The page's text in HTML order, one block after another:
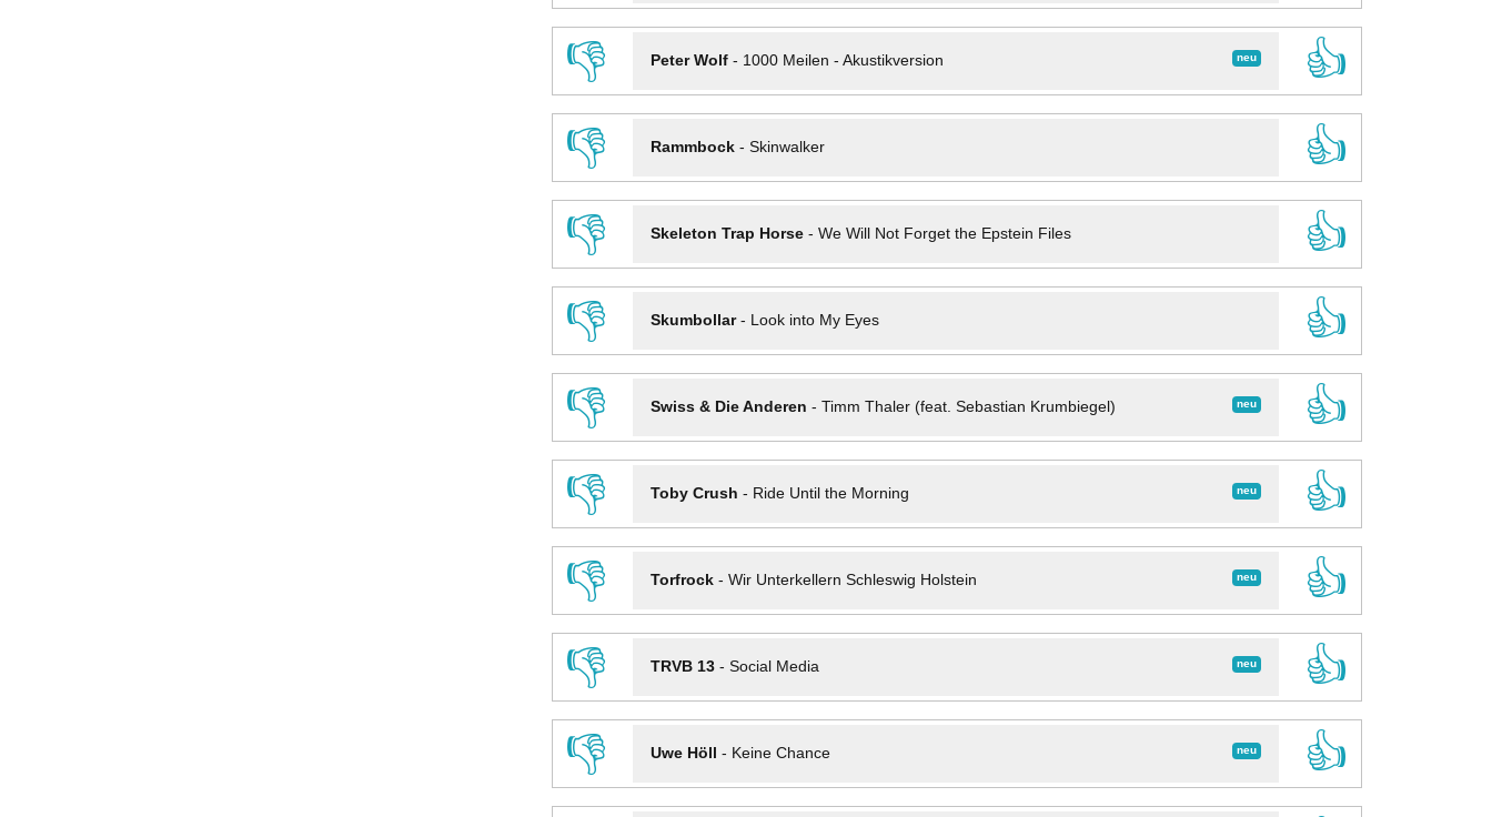
👎
neu
Peter Wolf- 1000 Meilen - Akustikversion
👍
👎
Rammbock- Skinwalker
👍
👎
Skeleton Trap Horse- We Will Not Forget the Epstein Files
👍
👎
Skumbollar- Look into My Eyes
👍
👎
neu
Swiss & Die Anderen - Timm Thaler (feat. Sebastian Krumbiegel)
👍
👎
neu
Toby Crush - Ride Until the Morning
👍
👎
neu
Torfrock- Wir Unterkellern Schleswig Holstein
👍
👎
neu
TRVB 13- Social Media
👍
👎
neu
Uwe Höll - Keine Chance
👍